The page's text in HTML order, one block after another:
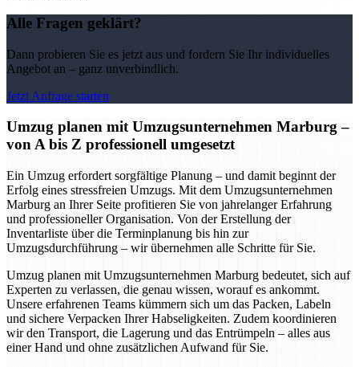
Alle Fragen geklärt?
Dann probieren Sie es jetzt aus und fordern Sie Ihr individuelles
Angebot an – ganz unverbindlich.
Jetzt Anfrage starten
Umzug planen mit Umzugsunternehmen Marburg –
von A bis Z professionell umgesetzt
Ein Umzug erfordert sorgfältige Planung – und damit beginnt der
Erfolg eines stressfreien Umzugs. Mit dem Umzugsunternehmen
Marburg an Ihrer Seite profitieren Sie von jahrelanger Erfahrung
und professioneller Organisation. Von der Erstellung der
Inventarliste über die Terminplanung bis hin zur
Umzugsdurchführung – wir übernehmen alle Schritte für Sie.
Umzug planen mit Umzugsunternehmen Marburg bedeutet, sich auf
Experten zu verlassen, die genau wissen, worauf es ankommt.
Unsere erfahrenen Teams kümmern sich um das Packen, Labeln
und sichere Verpacken Ihrer Habseligkeiten. Zudem koordinieren
wir den Transport, die Lagerung und das Entrümpeln – alles aus
einer Hand und ohne zusätzlichen Aufwand für Sie.